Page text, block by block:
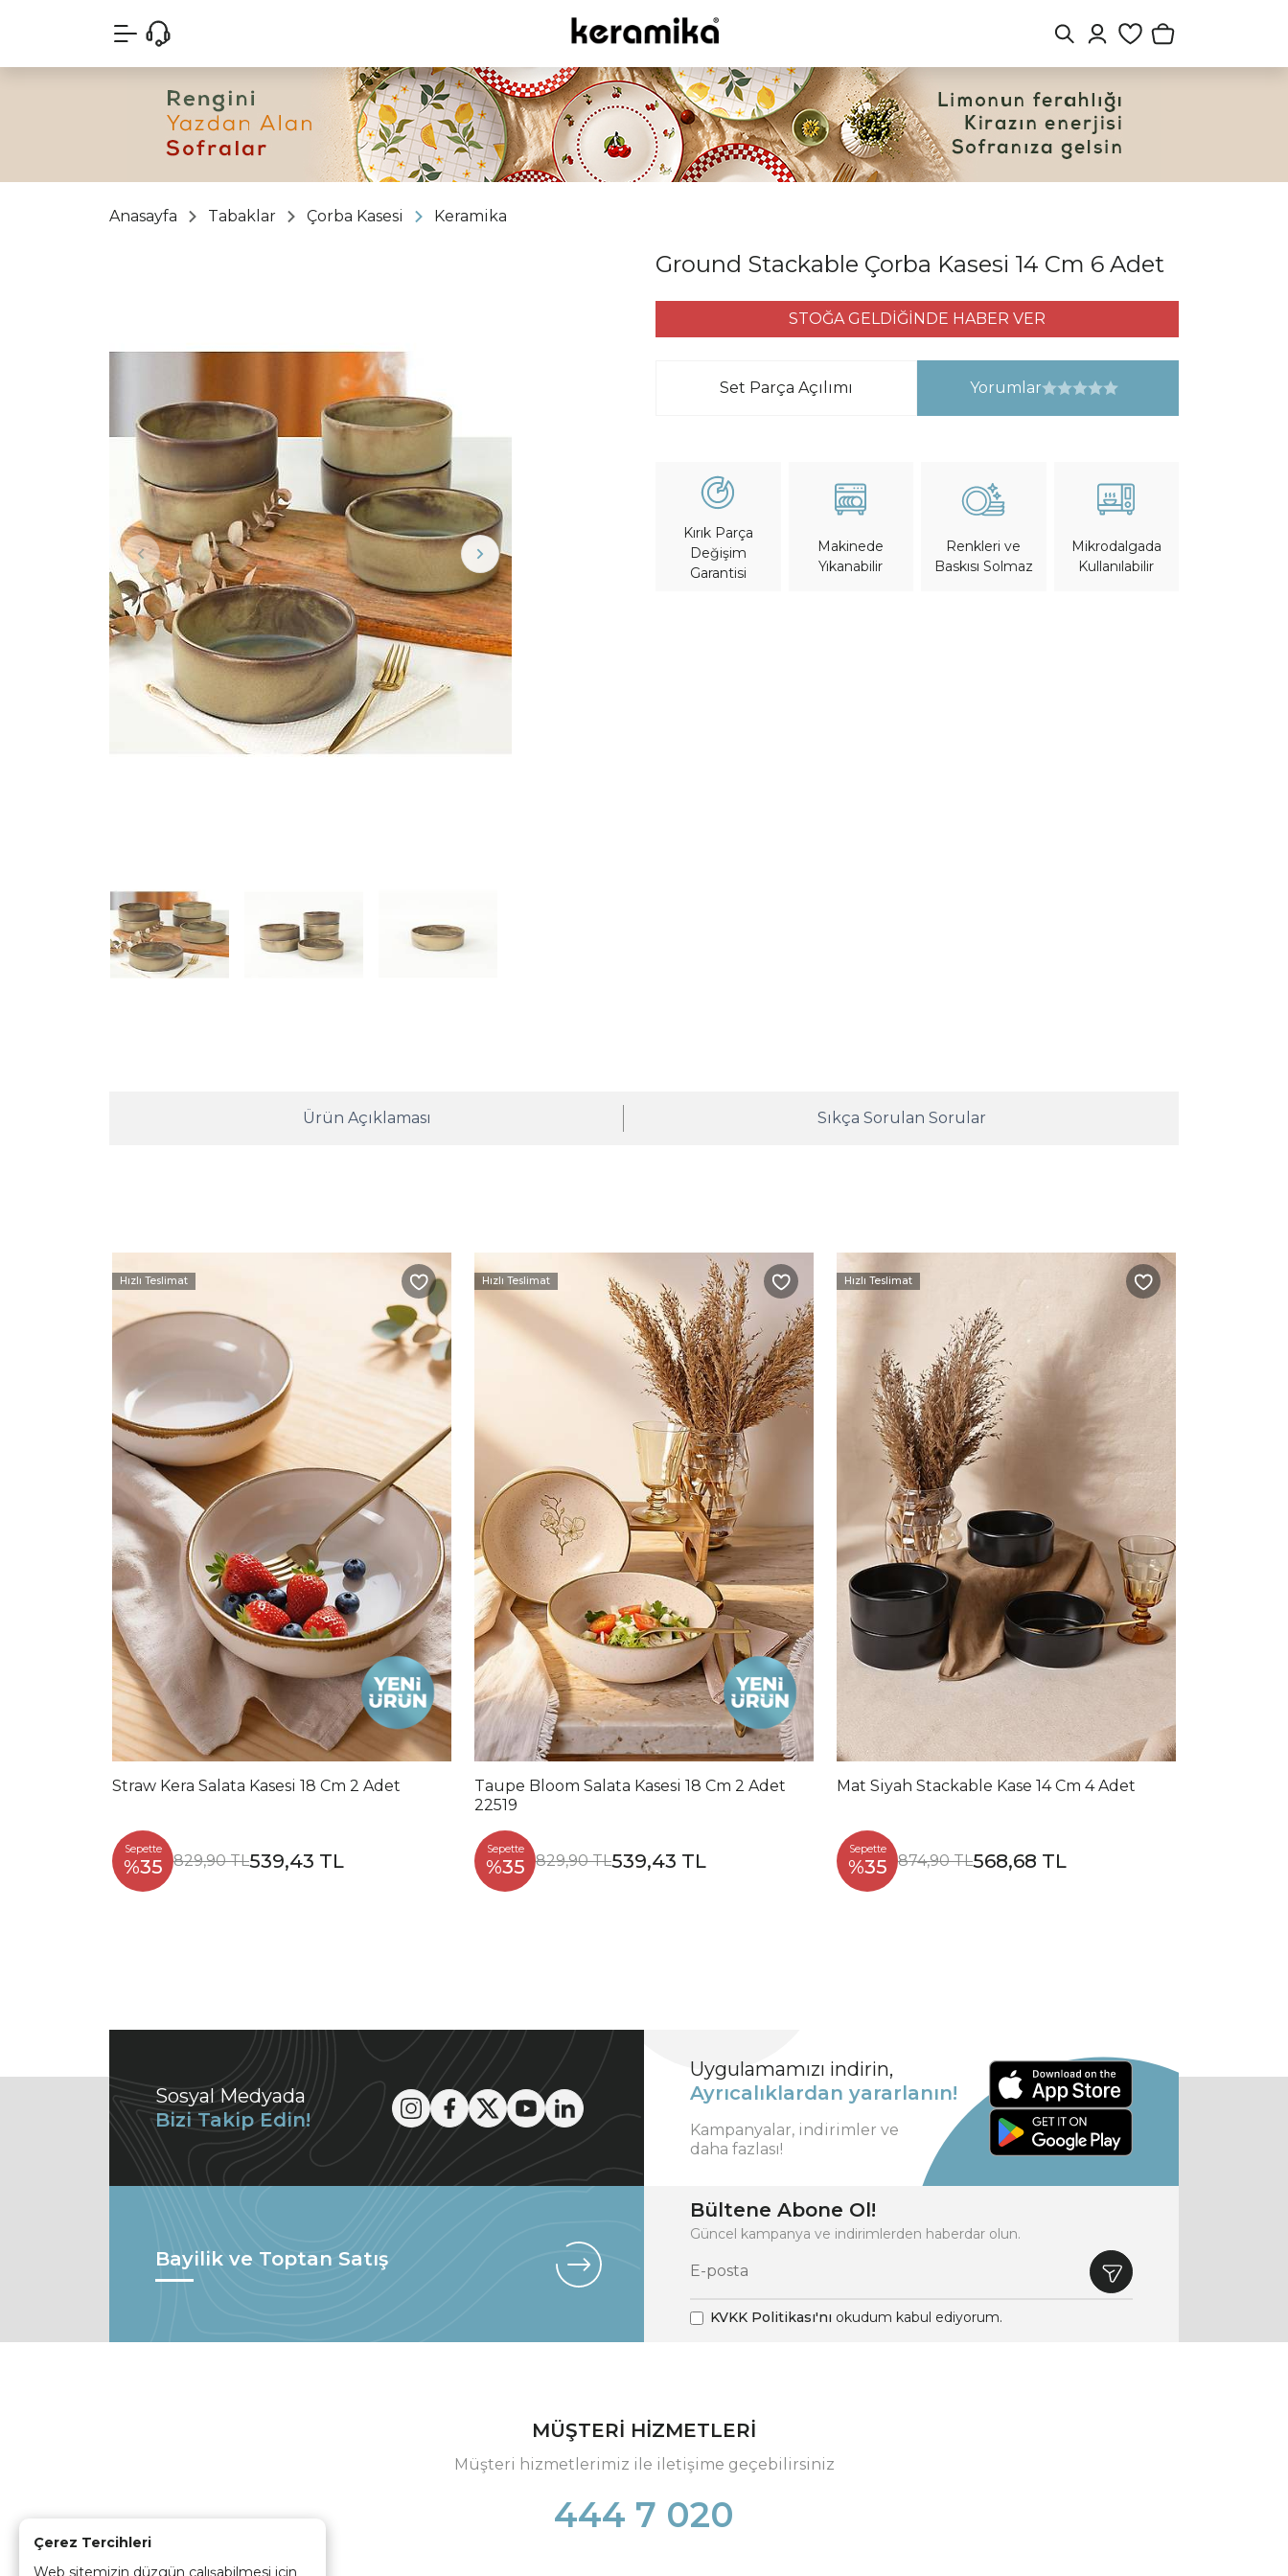
Çerez Tercihleri
Web sitemizin düzgün çalışabilmesi için
Anasayfa Tabaklar Çorba Kasesi Keramika
Ground Stackable Çorba Kasesi 14 Cm 6 Adet
STOĞA GELDİĞİNDE HABER VER
Set Parça Açılımı Yorumlar
Kırık Parça
Değişim
Garantisi
Makinede
Yıkanabilir
Renkleri ve
Baskısı Solmaz
Mikrodalgada
Kullanılabilir
Ürün Açıklaması Sıkça Sorulan Sorular
Hızlı Teslimat
Straw Kera Salata Kasesi 18 Cm 2 Adet
Sepette
%35 829,90 TL539,43 TL
Hızlı Teslimat
Taupe Bloom Salata Kasesi 18 Cm 2 Adet
22519
Sepette
%35 829,90 TL539,43 TL
Hızlı Teslimat
Mat Siyah Stackable Kase 14 Cm 4 Adet
Sepette
%35 874,90 TL568,68 TL
Sosyal Medyada
Bizi Takip Edin!
Uygulamamızı indirin,
Ayrıcalıklardan yararlanın!
Kampanyalar, indirimler ve
daha fazlası!
Bayilik ve Toptan Satış
Bültene Abone Ol!
Güncel kampanya ve indirimlerden haberdar olun.
KVKK Politikası'nı okudum kabul ediyorum.
MÜŞTERİ HİZMETLERİ
Müşteri hizmetlerimiz ile iletişime geçebilirsiniz
444 7 020